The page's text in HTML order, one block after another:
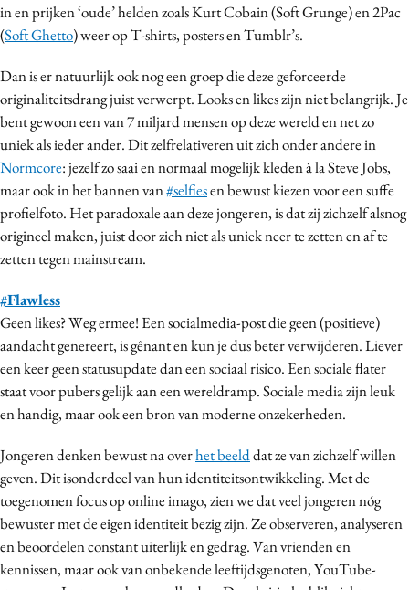
in en prijken ‘oude’ helden zoals Kurt Cobain (Soft Grunge) en 2Pac
(Soft Ghetto) weer op T-shirts, posters en Tumblr’s.
Dan is er natuurlijk ook nog een groep die deze geforceerde
originaliteitsdrang juist verwerpt. Looks en likes zijn niet belangrijk. Je
bent gewoon een van 7 miljard mensen op deze wereld en net zo
uniek als ieder ander. Dit zelfrelativeren uit zich onder andere in
Normcore: jezelf zo saai en normaal mogelijk kleden à la Steve Jobs,
maar ook in het bannen van#selfiesen bewust kiezen voor een suffe
profielfoto. Het paradoxale aan deze jongeren, is dat zij zichzelf alsnog
origineel maken, juist door zich niet als uniek neer te zetten en af te
zetten tegen mainstream.
#Flawless
Geen likes? Weg ermee! Een socialmedia-post die geen (positieve)
aandacht genereert, is gênant en kun je dus beter verwijderen. Liever
een keer geen statusupdate dan een sociaal risico. Een sociale flater
staat voor pubers gelijk aan een wereldramp. Sociale media zijn leuk
en handig, maar ook een bron van moderne onzekerheden.
Jongeren denken bewust na overhet beelddat ze van zichzelf willen
geven. Dit isonderdeel van hun identiteitsontwikkeling. Met de
toegenomen focus op online imago, zien we dat veel jongeren nóg
bewuster met de eigen identiteit bezig zijn. Ze observeren, analyseren
en beoordelen constant uiterlijk en gedrag. Van vrienden en
kennissen, maar ook van onbekende leeftijdsgenoten, YouTube-